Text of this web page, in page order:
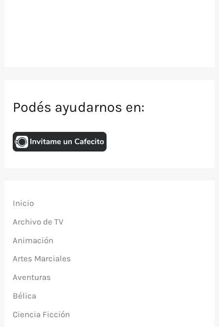
Podés ayudarnos en:
Inicio
Archivo de TV
Animación
Artes Marciales
Aventuras
Bélica
Ciencia Ficción